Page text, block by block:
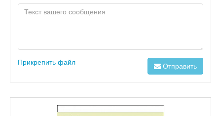
Прикрепить файл Отправить